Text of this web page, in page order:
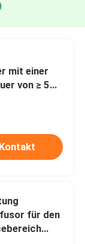
mit einer
von ≥ 5
Kontakt
für den